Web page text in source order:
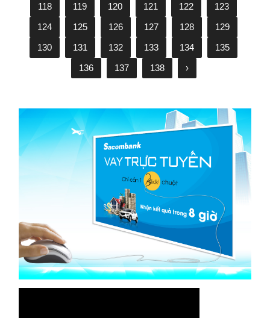
118
119 120 121 122
123
124
125 126 127 128
129
130
131 132 133 134
135
136
137 138 ›